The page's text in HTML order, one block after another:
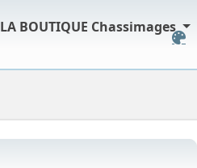
LA BOUTIQUE Chassimages